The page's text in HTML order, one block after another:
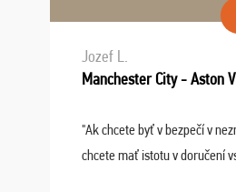
Jozef L.
Manchester City - Aston
"Ak chcete byť v bezpečí v
chcete mať istotu v doručení